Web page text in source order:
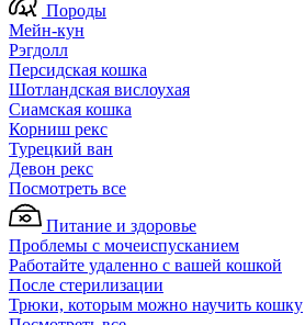
Породы
Мейн-кун
Рэгдолл
Персидская кошка
Шотландская вислоухая
Сиамская кошка
Корниш рекс
Турецкий ван
Девон рекс
Посмотреть все
Питание и здоровье
Проблемы с мочеиспусканием
Работайте удаленно с вашей кошкой
После стерилизации
Трюки, которым можно научить кошку